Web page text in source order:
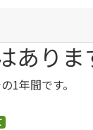
ありま
1年間です。